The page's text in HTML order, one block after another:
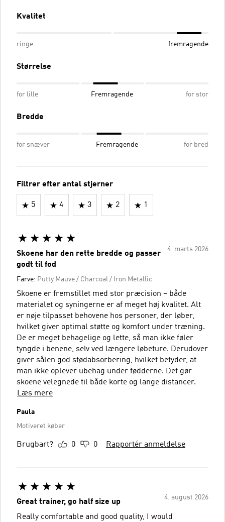
Kvalitet
ringe fremragende
Størrelse
for lille Fremragende for stor
Bredde
for snæver Fremragende for bred
Filtrer efter antal stjerner
5 4 3 2 1
4. marts 2026
Skoene har den rette bredde og passer
godt til fod
Farve: Putty Mauve / Charcoal / Iron Metallic
Skoene er fremstillet med stor præcision – både
materialet og syningerne er af meget høj kvalitet. Alt
er nøje tilpasset behovene hos personer, der løber,
hvilket giver optimal støtte og komfort under træning.
De er meget behagelige og lette, så man ikke føler
tyngde i benene, selv ved længere løbeture. Derudover
giver sålen god stødabsorbering, hvilket betyder, at
man ikke oplever ubehag under fødderne. Det gør
skoene velegnede til både korte og lange distancer.
Læs mere
Paula
Motiveret køber
Brugbart? 0 0 Rapportér anmeldelse
4. august 2026
Great trainer, go half size up
Really comfortable and good quality, I would